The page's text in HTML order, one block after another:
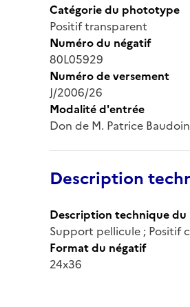
Catégorie du phototype
Positif transparent
Numéro du négatif
80L05929
Numéro de versement
J/2006/26
Modalité d'entrée
Don de M. Patrice Baudoin
Description
Description technique
Support pellicule ; Positif
Format du négatif
24x36